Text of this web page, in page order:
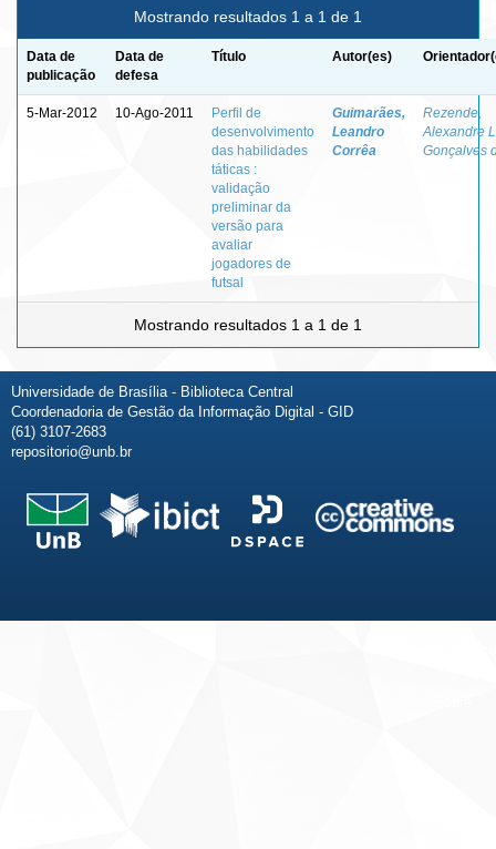
Mostrando resultados 1 a 1 de 1
Data de
publicação
Data de
defesa
Título Autor(es)
5-Mar-2012 10-Ago-2011
Perfil de
desenvolvimento
das habilidades
táticas :
validação
preliminar da
versão para
avaliar
jogadores de
futsal
Guimarães,
Leandro
Corrêa
Rezende,
Alexandre
Gonçalves
Mostrando resultados 1 a 1 de 1
Universidade de Brasília - Biblioteca Central
Coordenadoria de Gestão da Informação Digital - GID
(61) 3107-2683
repositorio@unb.br